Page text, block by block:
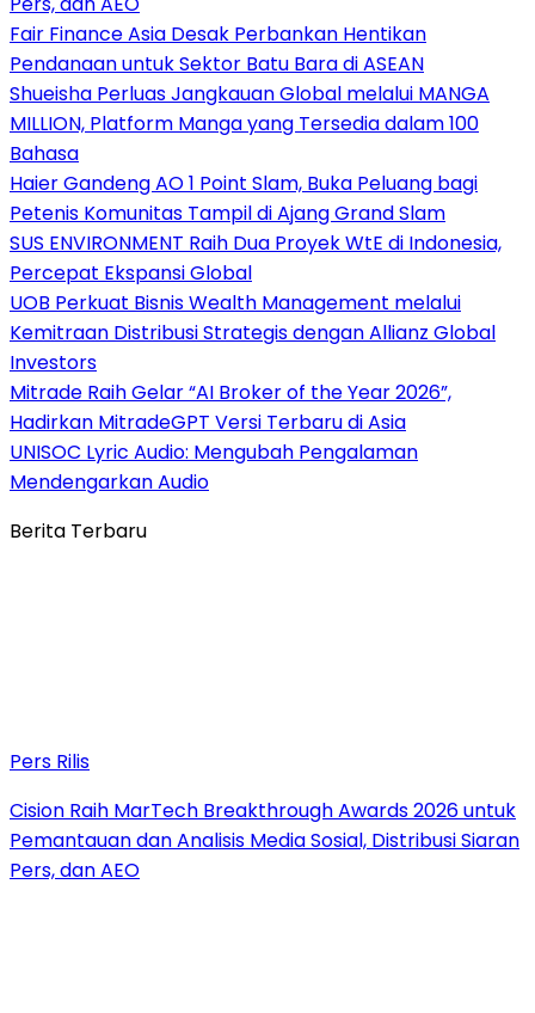
Fair Finance Asia Desak Perbankan Hentikan
Pendanaan untuk Sektor Batu Bara di ASEAN
Shueisha Perluas Jangkauan Global melalui MANGA
MILLION, Platform Manga yang Tersedia dalam 100
Bahasa
Haier Gandeng AO 1 Point Slam, Buka Peluang bagi
Petenis Komunitas Tampil di Ajang Grand Slam
SUS ENVIRONMENT Raih Dua Proyek WtE di Indonesia,
Percepat Ekspansi Global
UOB Perkuat Bisnis Wealth Management melalui
Kemitraan Distribusi Strategis dengan Allianz Global
Investors
Mitrade Raih Gelar “AI Broker of the Year 2026”,
Hadirkan MitradeGPT Versi Terbaru di Asia
UNISOC Lyric Audio: Mengubah Pengalaman
Mendengarkan Audio
Berita Terbaru
Pers Rilis
Cision Raih MarTech Breakthrough Awards 2026 untuk
Pemantauan dan Analisis Media Sosial, Distribusi Siaran
Pers, dan AEO